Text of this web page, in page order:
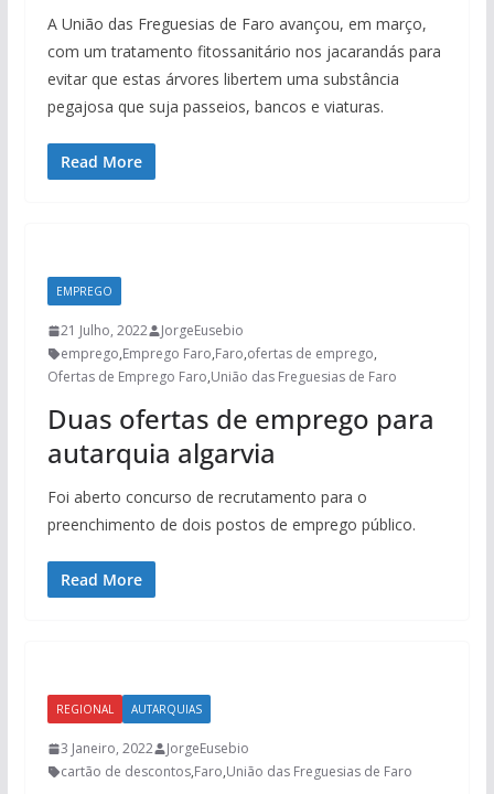
A União das Freguesias de Faro avançou, em março,
com um tratamento fitossanitário nos jacarandás para
evitar que estas árvores libertem uma substância
pegajosa que suja passeios, bancos e viaturas.
Read More
EMPREGO
21 Julho, 2022
JorgeEusebio
emprego,Emprego Faro,Faro,ofertas de emprego,
Ofertas de Emprego Faro,União das Freguesias de Faro
Duas ofertas de emprego para
autarquia algarvia
Foi aberto concurso de recrutamento para o
preenchimento de dois postos de emprego público.
Read More
REGIONAL AUTARQUIAS
3 Janeiro, 2022
JorgeEusebio
cartão de descontos,Faro,União das Freguesias de Faro